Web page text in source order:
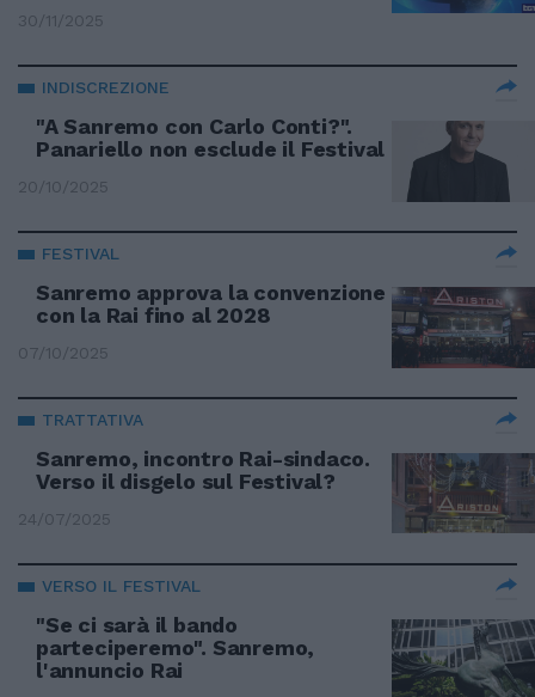
30/11/2025
INDISCREZIONE
"A Sanremo con Carlo Conti?".
Panariello non esclude il Festival
20/10/2025
FESTIVAL
Sanremo approva la convenzione
con la Rai fino al 2028
07/10/2025
TRATTATIVA
Sanremo, incontro Rai-sindaco.
Verso il disgelo sul Festival?
24/07/2025
VERSO IL FESTIVAL
"Se ci sarà il bando
parteciperemo". Sanremo,
l'annuncio Rai